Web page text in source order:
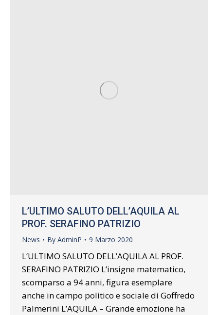
L’ULTIMO SALUTO DELL’AQUILA AL
PROF. SERAFINO PATRIZIO
News By AdminP 9 Marzo 2020
L’ULTIMO SALUTO DELL’AQUILA AL PROF.
SERAFINO PATRIZIO L’insigne matematico,
scomparso a 94 anni, figura esemplare
anche in campo politico e sociale di Goffredo
Palmerini L’AQUILA – Grande emozione ha